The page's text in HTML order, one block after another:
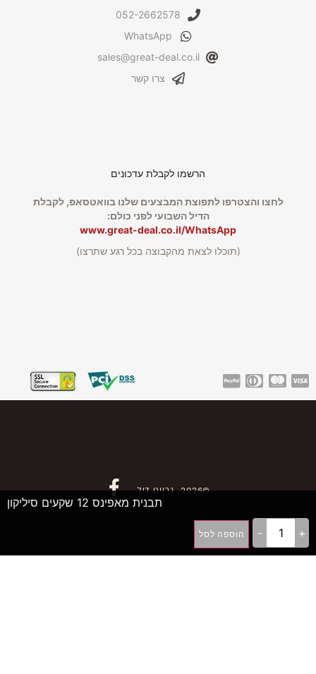
052-2662578
WhatsApp
sales@great-deal.co.il
צרו קשר
הרשמו לקבלת עדכונים
לחצו והצטרפו לתפוצת המבצעים שלנו בוואטסאפ, לקבלת
הדיל השבועי לפני כולם:
www.great-deal.co.il/WhatsApp
(תוכלו לצאת מהקבוצה בכל רגע שתרצו)
©2026, גרייט דיל
תבנית מאפינס 12 שקעים סיליקון
+
- הוספה לסל